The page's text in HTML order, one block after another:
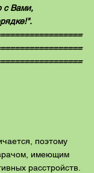
с Вами,
поэтому
имеющим
расстройств.